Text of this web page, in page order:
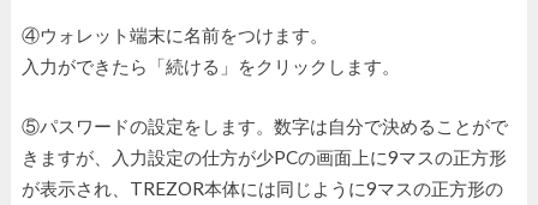
④ウォレット端末に名前をつけます。
入力ができたら「続ける」をクリックします。
⑤パスワードの設定をします。数字は自分で決めることがで
きますが、入力設定の仕方が少PCの画面上に9マスの正方形
が表示され、TREZOR本体には同じように9マスの正方形の